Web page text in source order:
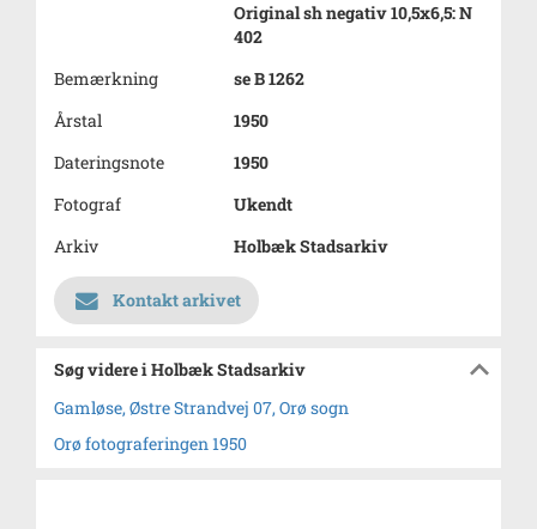
Original sh negativ 10,5x6,5: N
402
Bemærkning
se B 1262
Årstal
1950
Dateringsnote
1950
Fotograf
Ukendt
Arkiv
Holbæk Stadsarkiv
Kontakt arkivet
Søg videre i Holbæk Stadsarkiv
Gamløse, Østre Strandvej 07, Orø sogn
Orø fotograferingen 1950